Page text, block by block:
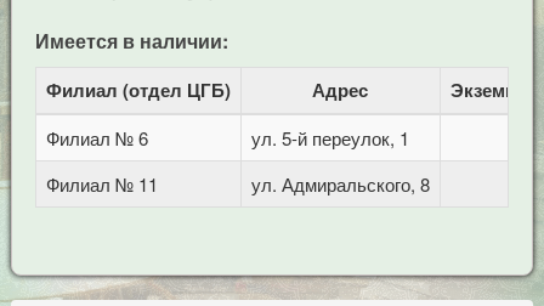
Имеется в наличии:
Филиал (отдел ЦГБ) Адрес
Филиал № 6 ул. 5-й переулок, 1
Филиал № 11
ул. Адмиральского, 8